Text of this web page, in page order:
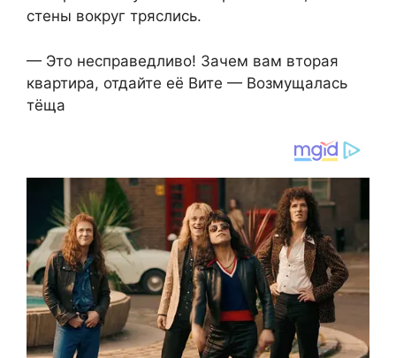
стены вокруг тряслись.
— Это несправедливо! Зачем вам вторая
квартира, отдайте её Вите — Возмущалась
тёща